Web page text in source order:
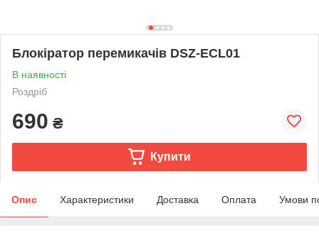
Блокіратор перемикачів DSZ-ECL01
В наявності
Роздріб
690 ₴
Купити
Опис Характеристики Доставка Оплата Умови